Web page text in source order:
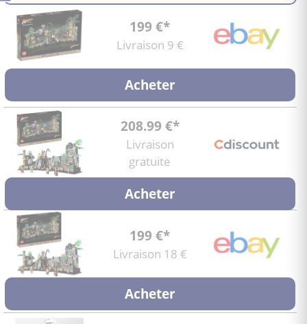
199 €*
Livraison 9 €
Acheter
208.99 €*
Livraison
gratuite
Acheter
199 €*
Livraison 18 €
Acheter